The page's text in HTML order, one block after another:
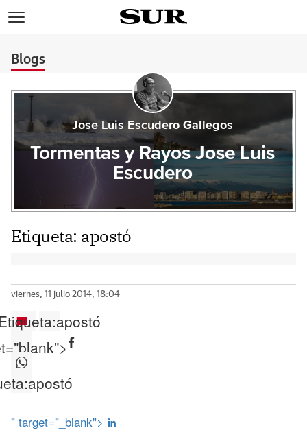
Blogs
Jose Luis Escudero Gallegos
Tormentas y Rayos Jose Luis
Escudero
Etiqueta: apostó
viernes, 11 julio 2014, 18:04
apostó
apostó
" target="_blank">